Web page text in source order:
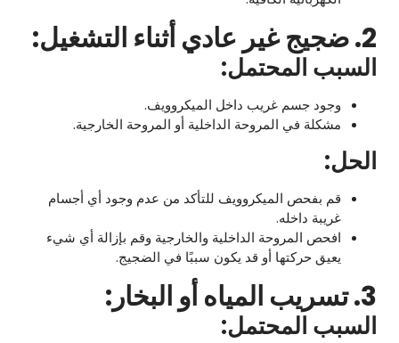
2. ضجيج غير عادي أثناء التشغيل:
السبب المحتمل:
وجود جسم غريب داخل الميكروويف.
مشكلة في المروحة الداخلية أو المروحة الخارجية.
الحل:
قم بفحص الميكروويف للتأكد من عدم وجود أي أجسام
غريبة داخله.
افحص المروحة الداخلية والخارجية وقم بإزالة أي شيء
يعيق حركتها أو قد يكون سببًا في الضجيج.
3. تسريب المياه أو البخار:
السبب المحتمل: